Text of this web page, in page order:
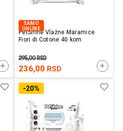
DODAJTE U KORPU
SAMO
ONLINE
PetShine Vlažne Maramice
Fiori di Cotone 40 kom
236,00 RSD
295,00RSD
Lista
želja
Uporedi
-20%